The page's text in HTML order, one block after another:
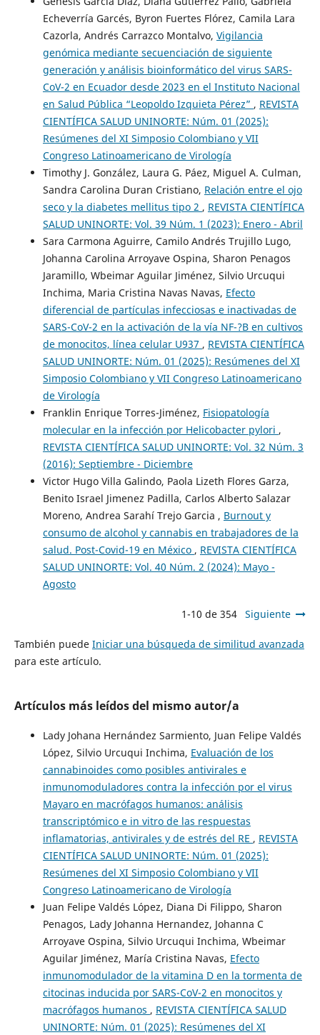
Echeverría Garcés, Byron Fuertes Flórez, Camila Lara
Cazorla, Andrés Carrazco Montalvo, Vigilancia
genómica mediante secuenciación de siguiente
generación y análisis bioinformático del virus SARS-
CoV-2 en Ecuador desde 2023 en el Instituto Nacional
en Salud Pública “Leopoldo Izquieta Pérez” , REVISTA
CIENTÍFICA SALUD UNINORTE: Núm. 01 (2025):
Resúmenes del XI Simposio Colombiano y VII
Congreso Latinoamericano de Virología
Timothy J. González, Laura G. Páez, Miguel A. Culman,
Sandra Carolina Duran Cristiano, Relación entre el ojo
seco y la diabetes mellitus tipo 2 , REVISTA CIENTÍFICA
SALUD UNINORTE: Vol. 39 Núm. 1 (2023): Enero - Abril
Sara Carmona Aguirre, Camilo Andrés Trujillo Lugo,
Johanna Carolina Arroyave Ospina, Sharon Penagos
Jaramillo, Wbeimar Aguilar Jiménez, Silvio Urcuqui
Inchima, Maria Cristina Navas Navas, Efecto
diferencial de partículas infecciosas e inactivadas de
SARS-CoV-2 en la activación de la vía NF-?B en cultivos
de monocitos, línea celular U937 , REVISTA CIENTÍFICA
SALUD UNINORTE: Núm. 01 (2025): Resúmenes del XI
Simposio Colombiano y VII Congreso Latinoamericano
de Virología
Franklin Enrique Torres-Jiménez, Fisiopatología
molecular en la infección por Helicobacter pylori ,
REVISTA CIENTÍFICA SALUD UNINORTE: Vol. 32 Núm. 3
(2016): Septiembre - Diciembre
Victor Hugo Villa Galindo, Paola Lizeth Flores Garza,
Benito Israel Jimenez Padilla, Carlos Alberto Salazar
Moreno, Andrea Sarahí Trejo Garcia , Burnout y
consumo de alcohol y cannabis en trabajadores de la
salud. Post-Covid-19 en México , REVISTA CIENTÍFICA
SALUD UNINORTE: Vol. 40 Núm. 2 (2024): Mayo -
Agosto
1-10 de 354 Siguiente
También puede Iniciar una búsqueda de similitud avanzada
para este artículo.
Artículos más leídos del mismo autor/a
Lady Johana Hernández Sarmiento, Juan Felipe Valdés
López, Silvio Urcuqui Inchima, Evaluación de los
cannabinoides como posibles antivirales e
inmunomoduladores contra la infección por el virus
Mayaro en macrófagos humanos: análisis
transcriptómico e in vitro de las respuestas
inflamatorias, antivirales y de estrés del RE , REVISTA
CIENTÍFICA SALUD UNINORTE: Núm. 01 (2025):
Resúmenes del XI Simposio Colombiano y VII
Congreso Latinoamericano de Virología
Juan Felipe Valdés López, Diana Di Filippo, Sharon
Penagos, Lady Johanna Hernandez, Johanna C
Arroyave Ospina, Silvio Urcuqui Inchima, Wbeimar
Aguilar Jiménez, María Cristina Navas, Efecto
inmunomodulador de la vitamina D en la tormenta de
citocinas inducida por SARS-CoV-2 en monocitos y
macrófagos humanos , REVISTA CIENTÍFICA SALUD
UNINORTE: Núm. 01 (2025): Resúmenes del XI